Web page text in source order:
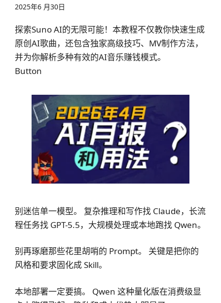
2025年6 月30日
探索Suno AI的无限可能！本教程不仅教你快速生成
原创AI歌曲，还包含独家高级技巧、MV制作方法，
并为你解析多种有效的AI音乐赚钱模式。
Button
别迷信单一模型。 复杂推理和写作找 Claude，长流
程任务找 GPT-5.5，大规模处理或本地跑找 Qwen。
别再琢磨那些花里胡哨的 Prompt。 关键是把你的
风格和要求固化成 Skill。
本地部署一定要搞。 Qwen 这种量化版在消费级显